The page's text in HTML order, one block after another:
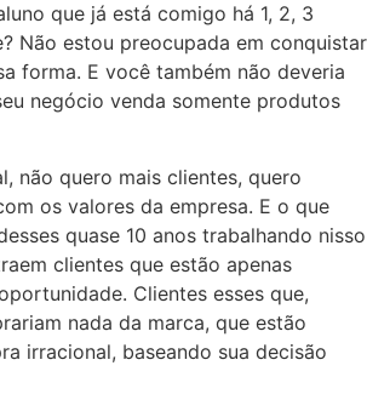
que já está comigo há 1, 2, 3
Não estou preocupada em conquistar
forma. E você também não deveria
negócio venda somente produtos
não quero mais clientes, quero
os valores da empresa. E o que
quase 10 anos trabalhando nisso
clientes que estão apenas
Clientes esses que,
nada da marca, que estão
irracional, baseando sua decisão